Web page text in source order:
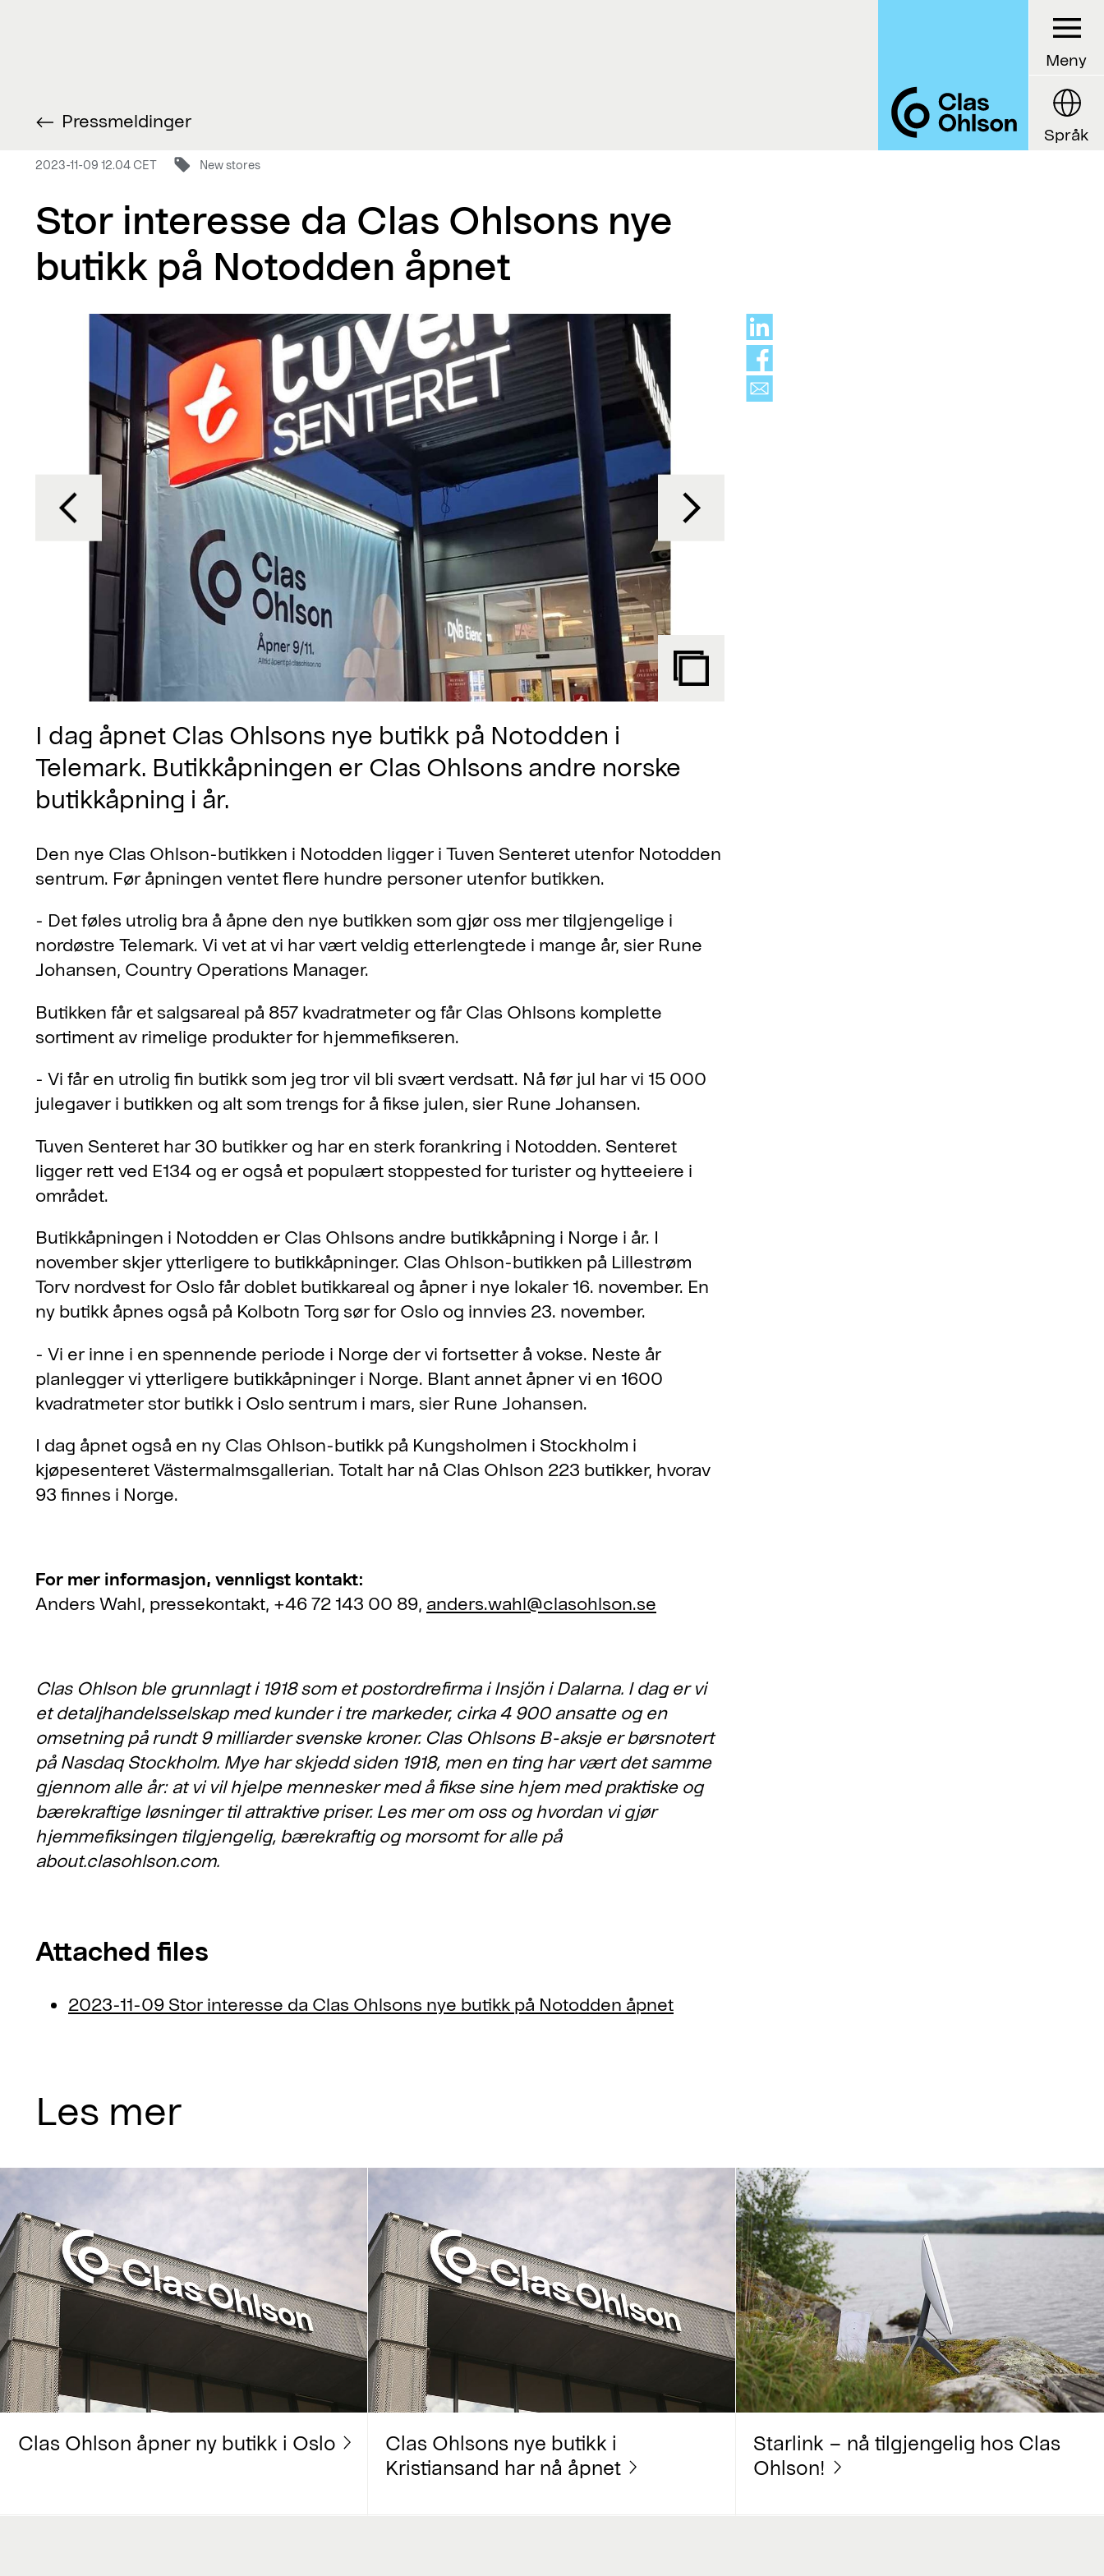
Pressmeldinger
2023-11-09 12.04 CET New stores
Stor interesse da Clas Ohlsons nye
butikk på Notodden åpnet
I dag åpnet Clas Ohlsons nye butikk på Notodden i
Telemark. Butikkåpningen er Clas Ohlsons andre norske
butikkåpning i år.
Den nye Clas Ohlson-butikken i Notodden ligger i Tuven Senteret utenfor Notodden
sentrum. Før åpningen ventet flere hundre personer utenfor butikken.
- Det føles utrolig bra å åpne den nye butikken som gjør oss mer tilgjengelige i
nordøstre Telemark. Vi vet at vi har vært veldig etterlengtede i mange år, sier Rune
Johansen, Country Operations Manager.
Butikken får et salgsareal på 857 kvadratmeter og får Clas Ohlsons komplette
sortiment av rimelige produkter for hjemmefikseren.
- Vi får en utrolig fin butikk som jeg tror vil bli svært verdsatt. Nå før jul har vi 15 000
julegaver i butikken og alt som trengs for å fikse julen, sier Rune Johansen.
Tuven Senteret har 30 butikker og har en sterk forankring i Notodden. Senteret
ligger rett ved E134 og er også et populært stoppested for turister og hytteeiere i
området.
Butikkåpningen i Notodden er Clas Ohlsons andre butikkåpning i Norge i år. I
november skjer ytterligere to butikkåpninger. Clas Ohlson-butikken på Lillestrøm
Torv nordvest for Oslo får doblet butikkareal og åpner i nye lokaler 16. november. En
ny butikk åpnes også på Kolbotn Torg sør for Oslo og innvies 23. november.
- Vi er inne i en spennende periode i Norge der vi fortsetter å vokse. Neste år
planlegger vi ytterligere butikkåpninger i Norge. Blant annet åpner vi en 1600
kvadratmeter stor butikk i Oslo sentrum i mars, sier Rune Johansen.
I dag åpnet også en ny Clas Ohlson-butikk på Kungsholmen i Stockholm i
kjøpesenteret Västermalmsgallerian. Totalt har nå Clas Ohlson 223 butikker, hvorav
93 finnes i Norge.
For mer informasjon, vennligst kontakt:
Anders Wahl, pressekontakt, +46 72 143 00 89, anders.wahl@clasohlson.se
Clas Ohlson ble grunnlagt i 1918 som et postordrefirma i Insjön i Dalarna. I dag er vi
et detaljhandelsselskap med kunder i tre markeder, cirka 4 900 ansatte og en
omsetning på rundt 9 milliarder svenske kroner. Clas Ohlsons B-aksje er børsnotert
på Nasdaq Stockholm. Mye har skjedd siden 1918, men en ting har vært det samme
gjennom alle år: at vi vil hjelpe mennesker med å fikse sine hjem med praktiske og
bærekraftige løsninger til attraktive priser. Les mer om oss og hvordan vi gjør
hjemmefiksingen tilgjengelig, bærekraftig og morsomt for alle på
about.clasohlson.com.
Attached files
2023-11-09 Stor interesse da Clas Ohlsons nye butikk på Notodden åpnet
Les mer
Clas Ohlson åpner ny butikk i Oslo
Clas Ohlsons nye butikk i
Kristiansand har nå åpnet
Starlink – nå tilgjengelig hos Clas
Ohlson!
Meny
Språk